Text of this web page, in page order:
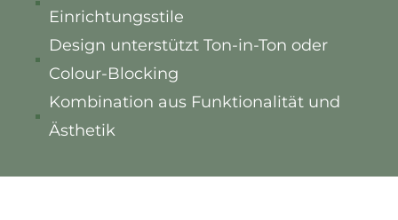
Einrichtungsstile
Design unterstützt Ton-in-Ton oder
Colour-Blocking
Kombination aus Funktionalität und
Ästhetik